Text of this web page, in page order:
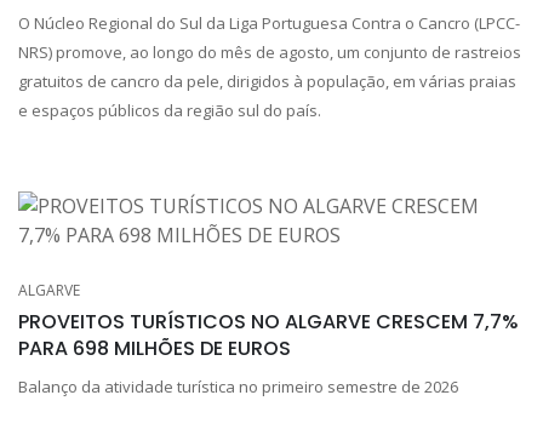
O Núcleo Regional do Sul da Liga Portuguesa Contra o Cancro (LPCC-
NRS) promove, ao longo do mês de agosto, um conjunto de rastreios
gratuitos de cancro da pele, dirigidos à população, em várias praias
e espaços públicos da região sul do país.
ALGARVE
PROVEITOS TURÍSTICOS NO ALGARVE CRESCEM 7,7%
PARA 698 MILHÕES DE EUROS
Balanço da atividade turística no primeiro semestre de 2026